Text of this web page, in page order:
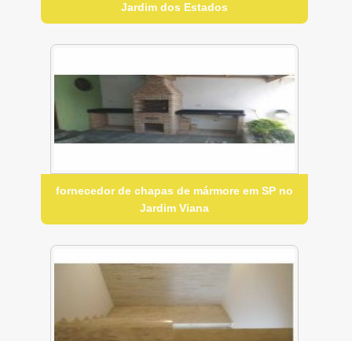
Jardim dos Estados
fornecedor de chapas de mármore em SP no
Jardim Viana